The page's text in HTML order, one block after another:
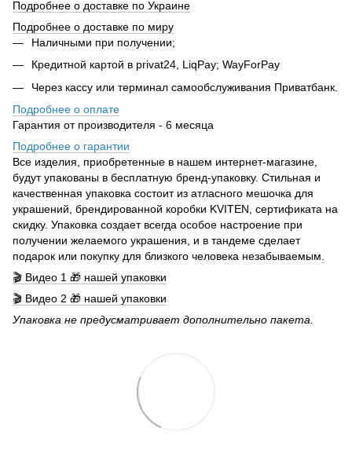
Подробнее о доставке по Украине
Подробнее о доставке по миру
Наличными при получении;
Кредитной картой в privat24, LiqPay; WayForPay
Через кассу или терминал самообслуживания Приватбанк.
Подробнее о оплате
Гарантия от производителя - 6 месяца
Подробнее о гарантии
Все изделия, приобретенные в нашем интернет-магазине,
будут упакованы в бесплатную бренд-упаковку. Стильная и
качественная упаковка состоит из атласного мешочка для
украшений, брендированной коробки KVITEN, сертификата на
скидку. Упаковка создает всегда особое настроение при
получении желаемого украшения, и в тандеме сделает
подарок или покупку для близкого человека незабываемым
🎬 Видео 1 🎁 нашей упаковки
🎬 Видео 2 🎁 нашей упаковки
Упаковка не предусматривает дополнительно пакета.